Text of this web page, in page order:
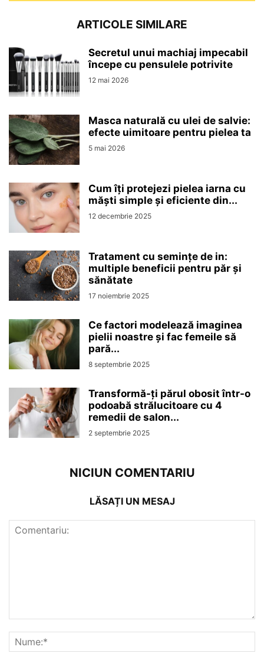
ARTICOLE SIMILARE
Secretul unui machiaj impecabil
începe cu pensulele potrivite
12 mai 2026
Masca naturală cu ulei de salvie:
efecte uimitoare pentru pielea ta
5 mai 2026
Cum îți protejezi pielea iarna cu
măști simple și eficiente din...
12 decembrie 2025
Tratament cu semințe de in:
multiple beneficii pentru păr și
sănătate
17 noiembrie 2025
Ce factori modelează imaginea
pielii noastre și fac femeile să
pară...
8 septembrie 2025
Transformă-ți părul obosit într-o
podoabă strălucitoare cu 4
remedii de salon...
2 septembrie 2025
NICIUN COMENTARIU
LĂSAȚI UN MESAJ